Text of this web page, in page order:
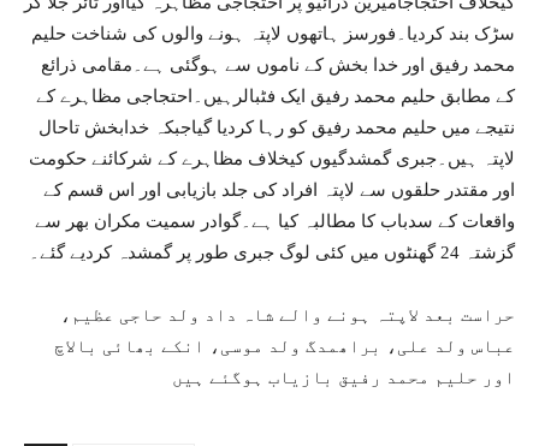
سڑک بند کردیا۔فورسز ہاتھوں لاپتہ ہونے والوں کی شناخت حلیم
محمد رفیق اور خدا بخش کے ناموں سے ہوگئی ہے۔مقامی ذرائع
کے مطابق حلیم محمد رفیق ایک فٹبالرہیں۔احتجاجی مظاہرے کے
نتیجے میں حلیم محمد رفیق کو رہا کردیا گیاجبکہ خدابخش تاحال
لاپتہ ہیں۔جبری گمشدگیوں کیخلاف مظاہرے کے شرکائنے حکومت
اور مقتدر حلقوں سے لاپتہ افراد کی جلد بازیابی اور اس قسم کے
واقعات کے سدباب کا مطالبہ کیا ہے۔گوادر سمیت مکران بھر سے
گزشتہ 24 گھنٹوں میں کئی لوگ جبری طور پر گمشدہ کردیے گئے۔
حراست بعد لاپتہ ہونے والے شاہ داد ولد حاجی عظیم،
عباس ولد علی، براھمدگ ولد موسی، انکے بھائی بالاچ
اور حلیم محمد رفیق بازیاب ہوگئے ہیں